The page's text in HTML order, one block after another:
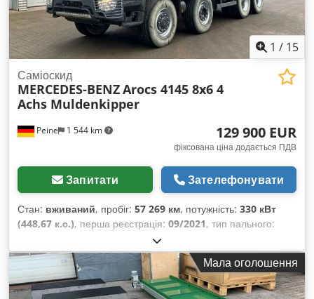
1 / 15
Peine 1 544 km
Саміоскид
MERCEDES-BENZArocs 4145 8x6 4
Achs Muldenkipper
129 900 EUR
фіксована ціна додається ПДВ
Запитати Зателефонувати
Стан: вживаний, пробіг: 57 269 км, потужність: 330 кВт
(448,67 к.с.), перша реєстрація: 09/2021, тип пального:
32 000 кг
наступна перевірка (TÜV):09/2024, колір:червоний, тип
передачі:
автоматичний, клас викидів: Євро 6, об’єм
вантажного відсіку:17 м³, довжина вантажного відсіку:5 500
Мала оголошення